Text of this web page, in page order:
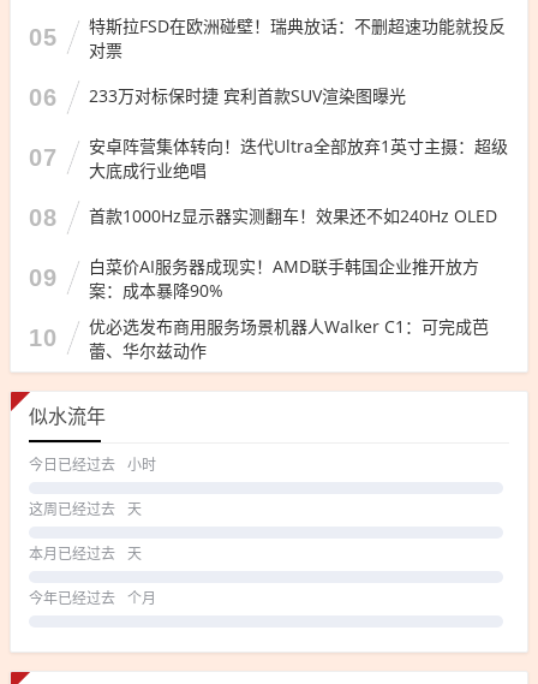
05
特斯拉FSD在欧洲碰壁！瑞典放话：不删超速功能就投反
对票
06 233万对标保时捷 宾利首款SUV渲染图曝光
07
安卓阵营集体转向！迭代Ultra全部放弃1英寸主摄：超级
大底成行业绝唱
08 首款1000Hz显示器实测翻车！效果还不如240Hz OLED
09
白菜价AI服务器成现实！AMD联手韩国企业推开放方
案：成本暴降90%
10
优必选发布商用服务场景机器人Walker C1：可完成芭
蕾、华尔兹动作
似水流年
今日已经过去 小时
这周已经过去 天
本月已经过去 天
今年已经过去 个月